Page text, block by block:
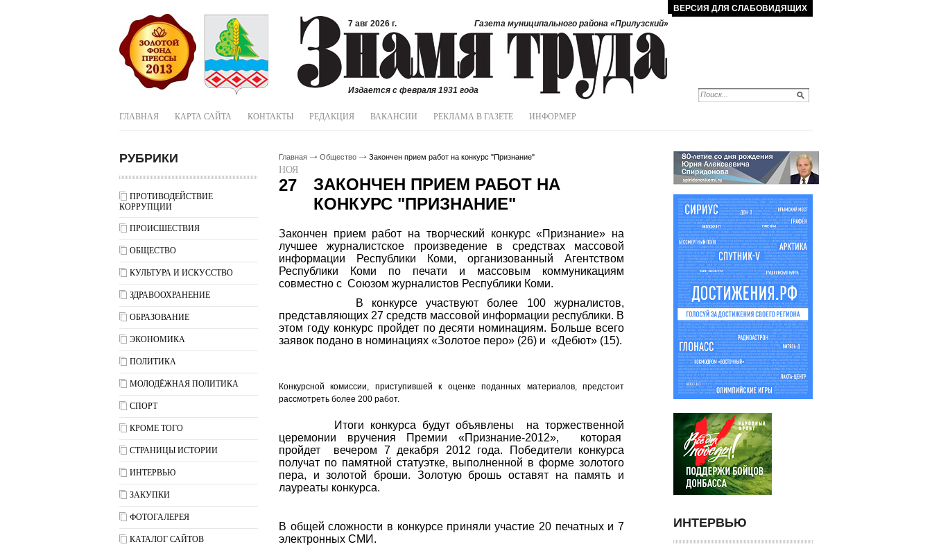
ВЕРСИЯ ДЛЯ СЛАБОВИДЯЩИХ
7 авг 2026 г.
Газета муниципального района «Прилузский»
Издается с февраля 1931 года
ГЛАВНАЯ КАРТА САЙТА КОНТАКТЫ РЕДАКЦИЯ ВАКАНСИИ РЕКЛАМА В ГАЗЕТЕ ИНФОРМЕР
РУБРИКИ
ПРОТИВОДЕЙСТВИЕ
КОРРУПЦИИ
ПРОИСШЕСТВИЯ
ОБЩЕСТВО
КУЛЬТУРА И ИСКУССТВО
ЗДРАВООХРАНЕНИЕ
ОБРАЗОВАНИЕ
ЭКОНОМИКА
ПОЛИТИКА
МОЛОДЁЖНАЯ ПОЛИТИКА
СПОРТ
КРОМЕ ТОГО
СТРАНИЦЫ ИСТОРИИ
ИНТЕРВЬЮ
ЗАКУПКИ
ФОТОГАЛЕРЕЯ
КАТАЛОГ САЙТОВ
Главная Общество Закончен прием работ на конкурс "Признание"
НОЯ
27
ЗАКОНЧЕН ПРИЕМ РАБОТ НА
КОНКУРС "ПРИЗНАНИЕ"
Закончен прием работ на творческий конкурс «Признание» на
лучшее журналистское произведение в средствах массовой
информации Республики Коми, организованный Агентством
Республики Коми по печати и массовым коммуникациям
совместно с Союзом журналистов Республики Коми.
В конкурсе участвуют более 100 журналистов,
представляющих 27 средств массовой информации республики. В
этом году конкурс пройдет по десяти номинациям. Больше всего
заявок подано в номинациях «Золотое перо» (26) и «Дебют» (15).
Конкурсной комиссии, приступившей к оценке поданных материалов, предстоит
рассмотреть более 200 работ.
Итоги конкурса будут объявлены
на торжественной
церемонии вручения Премии «Признание-2012»,
которая
пройдет
вечером 7 декабря 2012 года. Победители конкурса
получат по памятной статуэтке, выполненной в форме золотого
пера, и золотой броши. Золотую брошь оставят на память и
лауреаты конкурса.
В общей сложности в конкурсе приняли участие 20 печатных и 7
электронных СМИ.
ИНТЕРВЬЮ